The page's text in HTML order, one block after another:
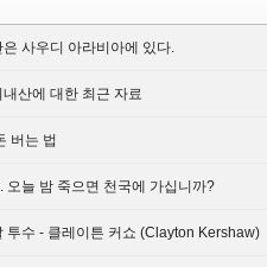
은 사우디 아라비아에 있다.
산에 대한 최근 자료
버는 법
오늘 밤 죽으면 천국에 가십니까?
투수 - 클레이튼 커쇼 (Clayton Kershaw)